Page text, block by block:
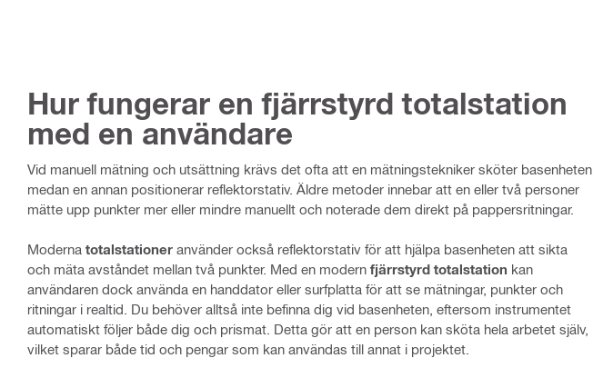
Hur fungerar en fjärrstyrd totalstation
med en användare
Vid manuell mätning och utsättning krävs det ofta att en mätningstekniker sköter basenheten
medan en annan positionerar reflektorstativ. Äldre metoder innebar att en eller två personer
mätte upp punkter mer eller mindre manuellt och noterade dem direkt på pappersritningar.
Moderna totalstationer använder också reflektorstativ för att hjälpa basenheten att sikta
och mäta avståndet mellan två punkter. Med en modern fjärrstyrd totalstation kan
användaren dock använda en handdator eller surfplatta för att se mätningar, punkter och
ritningar i realtid. Du behöver alltså inte befinna dig vid basenheten, eftersom instrumentet
automatiskt följer både dig och prismat. Detta gör att en person kan sköta hela arbetet själv,
vilket sparar både tid och pengar som kan användas till annat i projektet.